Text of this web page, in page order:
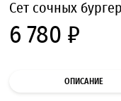
Сет сочных
6 780 ₽
ОПИСАНИЕ